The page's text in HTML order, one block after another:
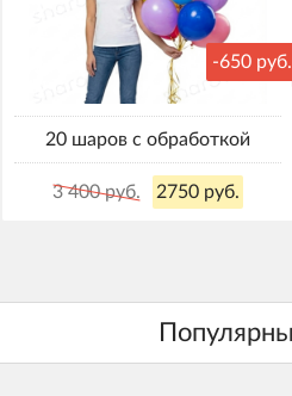
-650 руб.
20 шаров с обработкой
3 400 руб. 2750 руб.